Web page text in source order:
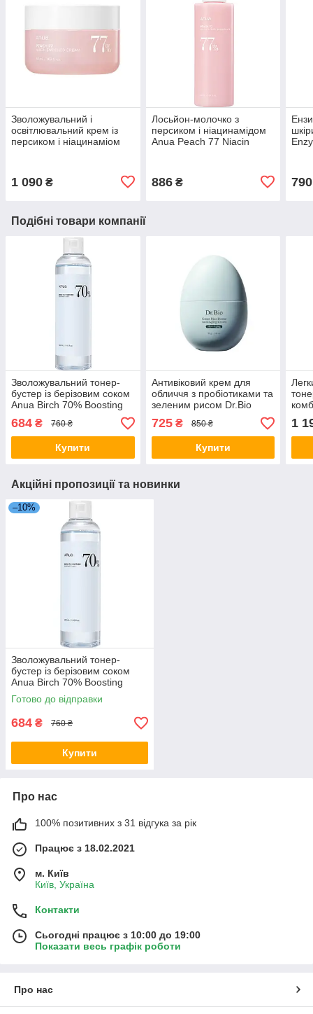
Зволожувальний і
освітлювальний крем із
персиком і ніацинаміом
1 090 ₴
Лосьйон-молочко з
персиком і ніацинамідом
Anua Peach 77 Niacin
886₴ 790
Подібні товари компанії
Зволожувальний тонер-
бустер із берізовим соком
Anua Birch 70% Boosting
Toner Moisture 250 мл
684 ₴ 760 ₴
Купити
Антивіковий крем для
обличчя з пробіотиками та
зеленим рисом Dr.Bio
Green Rice Biome Anti-
Aging Cream 50 мл
725₴ 850 ₴
Купити
1
Акційні пропозиції та новинки
–10%
Зволожувальний тонер-
бустер із берізовим соком
Anua Birch 70% Boosting
Toner Moisture 250 мл
Готово до відправки
684 ₴ 760 ₴
Купити
Про нас
100% позитивних з 31 відгука за рік
Працює з 18.02.2021
м. Київ
Київ, Україна
Контакти
Сьогодні працює з 10:00 до 19:00
Показати весь графік роботи
Про нас